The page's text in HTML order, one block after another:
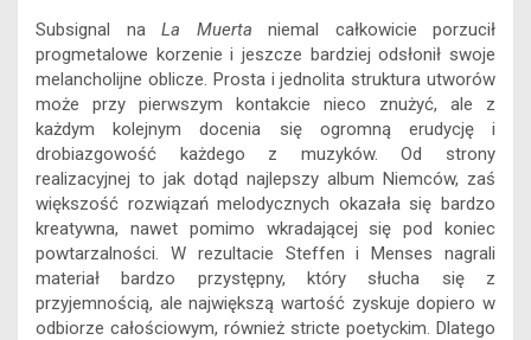
Subsignal na La Muerta niemal całkowicie porzucił
progmetalowe korzenie i jeszcze bardziej odsłonił swoje
melancholijne oblicze. Prosta i jednolita struktura utworów
może przy pierwszym kontakcie nieco znużyć, ale z
każdym kolejnym docenia się ogromną erudycję i
drobiazgowość każdego z muzyków. Od strony
realizacyjnej to jak dotąd najlepszy album Niemców, zaś
większość rozwiązań melodycznych okazała się bardzo
kreatywna, nawet pomimo wkradającej się pod koniec
powtarzalności. W rezultacie Steffen i Menses nagrali
materiał bardzo przystępny, który słucha się z
przyjemnością, ale największą wartość zyskuje dopiero w
odbiorze całościowym, również stricte poetyckim. Dlatego